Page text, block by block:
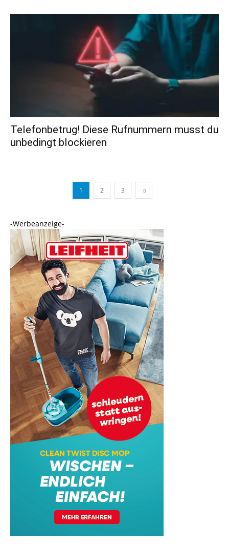
Telefonbetrug! Diese Rufnummern musst du
unbedingt blockieren
1 2 3
-Werbeanzeige-